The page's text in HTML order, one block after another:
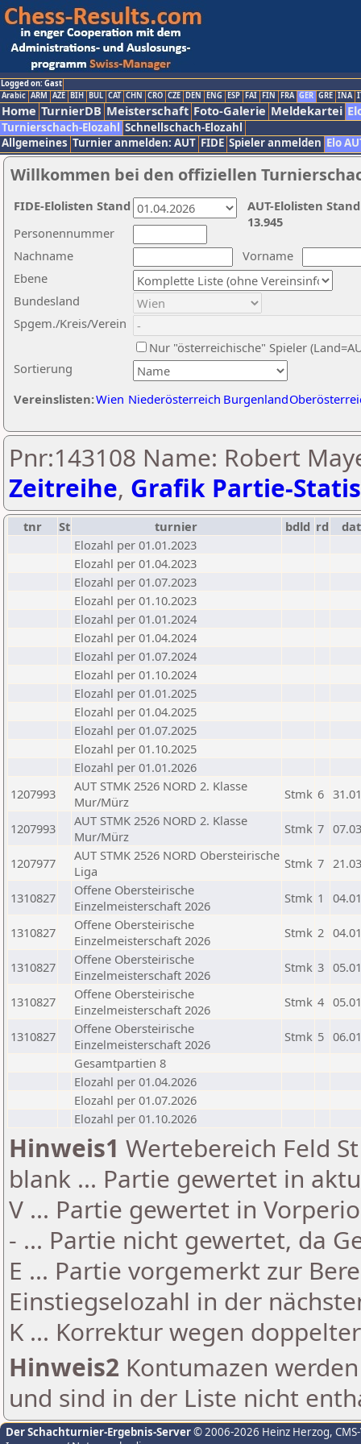
Logged on: Gast
Arabic ARM AZE BIH BUL CAT CHN CRO CZE DEN ENG ESP FAI FIN FRA GER GRE INA
Home TurnierDB Meisterschaft Foto-Galerie Meldekartei
Turnierschach-Elozahl Schnellschach-Elozahl
Allgemeines Turnier anmelden: AUT FIDE Spieler anmelden Elo
Willkommen bei den offiziellen
Nachname
Vorname
Ebene
Sortierung
Personennummer
Bundesland
Spgem./Kreis/Verein
Nur "österreichische" Spieler
Vereinslisten:Wien Niederösterreich Burgenland
AUT-Elolisten
13.945
FIDE-Elolisten Stand
Pnr:143108 Name: Robert
Zeitreihe, Grafik Partie-
tnr St turnier bdld rd
Elozahl per 01.01.2023
Elozahl per 01.04.2023
Elozahl per 01.07.2023
Elozahl per 01.10.2023
Elozahl per 01.01.2024
Elozahl per 01.04.2024
Elozahl per 01.07.2024
Elozahl per 01.10.2024
Elozahl per 01.01.2025
Elozahl per 01.04.2025
Elozahl per 01.07.2025
Elozahl per 01.10.2025
Elozahl per 01.01.2026
1207993
AUT STMK 2526 NORD 2. Klasse
Mur/Mürz
Stmk 6
1207993
AUT STMK 2526 NORD 2. Klasse
Mur/Mürz
Stmk 7
1207977
AUT STMK 2526 NORD Obersteirische
Liga
Stmk 7
1310827
Offene Obersteirische
Einzelmeisterschaft 2026
Stmk 1
1310827
Offene Obersteirische
Einzelmeisterschaft 2026
Stmk 2
1310827
Offene Obersteirische
Einzelmeisterschaft 2026
Stmk 3
1310827
Offene Obersteirische
Einzelmeisterschaft 2026
Stmk 4
1310827
Offene Obersteirische
Einzelmeisterschaft 2026
Stmk 5
Gesamtpartien 8
Elozahl per 01.04.2026
Elozahl per 01.07.2026
Elozahl per 01.10.2026
Hinweis1 Wertebereich Feld
blank ... Partie gewertet in
V ... Partie gewertet in
- ... Partie nicht gewertet, da
E ... Partie vorgemerkt zur
Einstiegselozahl in der
K ... Korrektur wegen
Hinweis2 Kontumazen
und sind in der Liste nicht
Der Schachturnier-Ergebnis-Server© 2006-2026 Heinz Herzog,